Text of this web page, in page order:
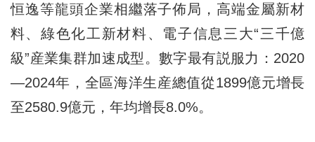
恒逸等龍頭企業相繼落子佈局，高端金屬新材
料、綠色化工新材料、電子信息三大“三千億
級”産業集群加速成型。數字最有説服力：2020
—2024年，全區海洋生産總值從1899億元增長
至2580.9億元，年均增長8.0%。